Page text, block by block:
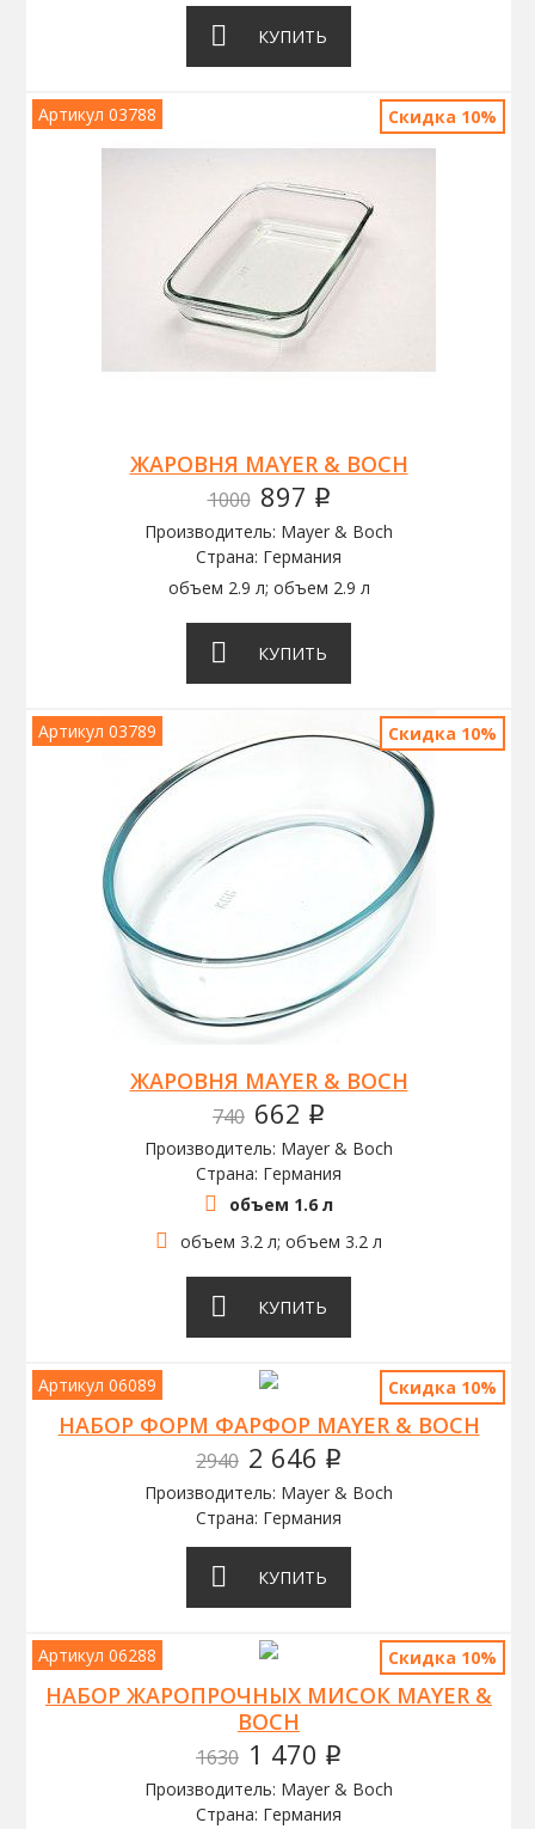
КУПИТЬ
Артикул 03788 Скидка 10%
ЖАРОВНЯ MAYER & BOCH
1000 897 q
Производитель: Mayer & Boch
Страна: Германия
объем 2.9 л; объем 2.9 л
КУПИТЬ
Артикул 03789 Скидка 10%
ЖАРОВНЯ MAYER & BOCH
740 662 q
Производитель: Mayer & Boch
Страна: Германия
объем 1.6 л
объем 3.2 л; объем 3.2 л
КУПИТЬ
Артикул 06089 Скидка 10%
НАБОР ФОРМ ФАРФОР MAYER & BOCH
2940 2 646 q
Производитель: Mayer & Boch
Страна: Германия
КУПИТЬ
Артикул 06288 Скидка 10%
НАБОР ЖАРОПРОЧНЫХ МИСОК MAYER &
BOCH
1630 1 470 q
Производитель: Mayer & Boch
Страна: Германия